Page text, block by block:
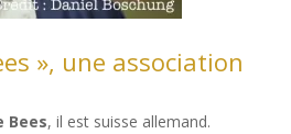
», une association
Bees, il est suisse allemand.